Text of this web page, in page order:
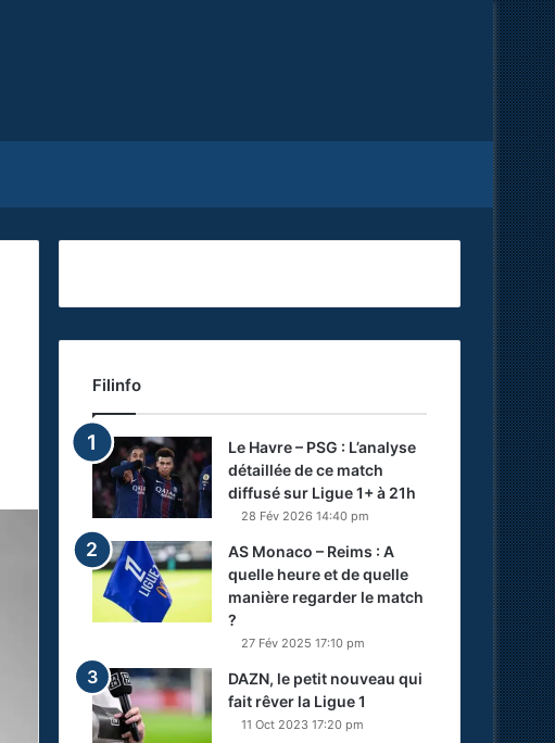
Filinfo
Le Havre – PSG : L’analyse
détaillée de ce match
diffusé sur Ligue 1+ à 21h
28 Fév 2026 14:40 pm
AS Monaco – Reims : A
quelle heure et de quelle
manière regarder le match
?
27 Fév 2025 17:10 pm
DAZN, le petit nouveau qui
fait rêver la Ligue 1
11 Oct 2023 17:20 pm